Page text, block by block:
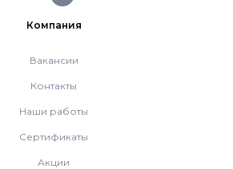
котлы Vaillant
Vaillant
Vaillant
Компания
Вакансии
Контакты
Наши работы
Сертификаты
Акции